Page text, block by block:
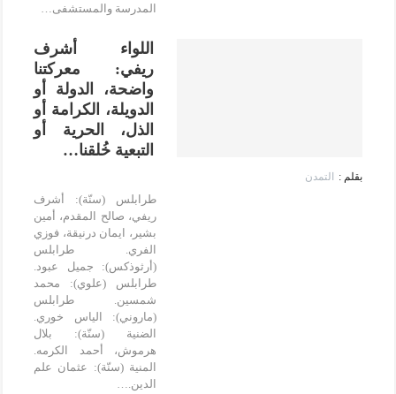
المدرسة والمستشفى…
اللواء أشرف
ريفي: معركتنا
واضحة، الدولة أو
الدويلة، الكرامة أو
الذل، الحرية أو
التبعية خُلقنا…
التمدن
طرابلس (سنّة): أشرف
ريفي، صالح المقدم، أمين
بشير، ايمان درنيقة، فوزي
الفري. طرابلس
(أرثوذكس): جميل عبود.
طرابلس (علوي): محمد
شمسين. طرابلس
(ماروني): الياس خوري.
الضنية (سنّة): بلال
هرموش، أحمد الكرمه.
المنية (سنّة): عثمان علم
الدين.…